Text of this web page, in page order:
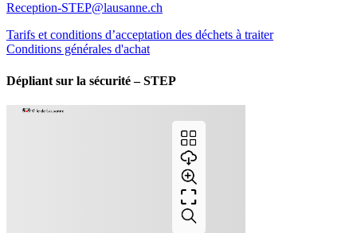
Reception-STEP@lausanne.ch
Tarifs et conditions d’acceptation des déchets à traiter
Conditions générales d'achat
Dépliant sur la sécurité – STEP